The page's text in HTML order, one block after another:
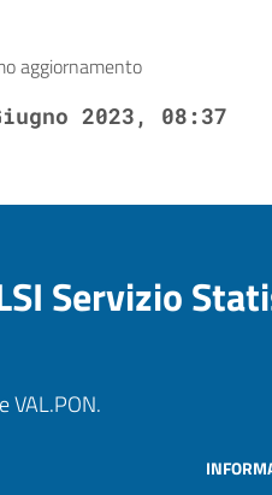
aggiornamento
2023, 08:37
Servizio
VAL.PON.